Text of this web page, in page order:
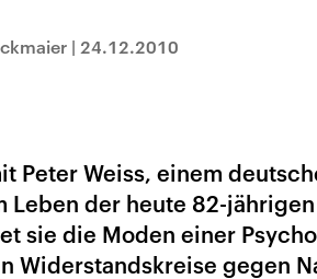
| 24.12.2010
Peter Weiss, einem
Leben der heute 82-
sie die Moden einer
Widerstandskreise gegen